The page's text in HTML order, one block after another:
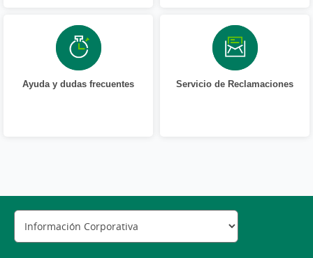
Ayuda y dudas frecuentes Servicio de Reclamaciones